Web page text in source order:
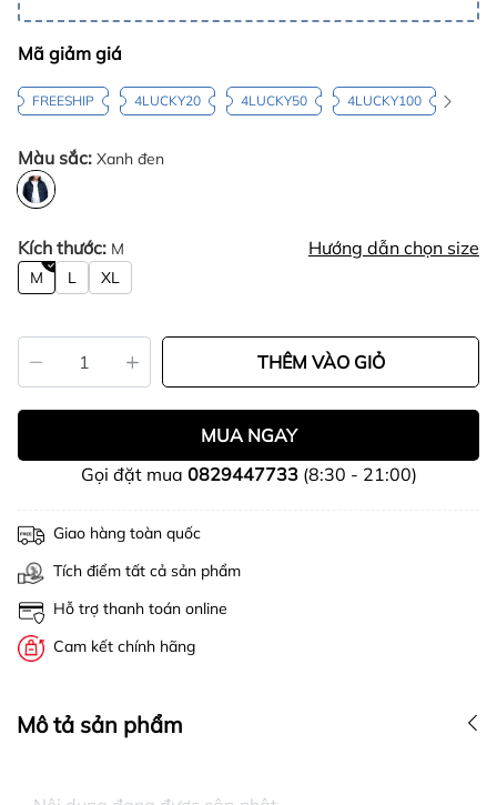
Mã giảm giá
FREESHIP 4LUCKY20 4LUCKY50 4LUCKY100
Màu sắc: Xanh đen
Kích thước: M Hướng dẫn chọn size
M L XL
THÊM VÀO GIỎ
MUA NGAY
Gọi đặt mua 0829447733(8:30 - 21:00)
Giao hàng toàn quốc
Tích điểm tất cả sản phẩm
Hỗ trợ thanh toán online
Cam kết chính hãng
Mô tả sản phẩm